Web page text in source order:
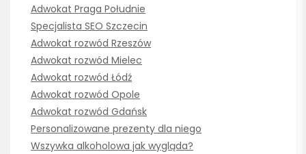
Adwokat Praga Południe
Specjalista SEO Szczecin
Adwokat rozwód Rzeszów
Adwokat rozwód Mielec
Adwokat rozwód Łódź
Adwokat rozwód Opole
Adwokat rozwód Gdańsk
Personalizowane prezenty dla niego
Wszywka alkoholowa jak wygląda?